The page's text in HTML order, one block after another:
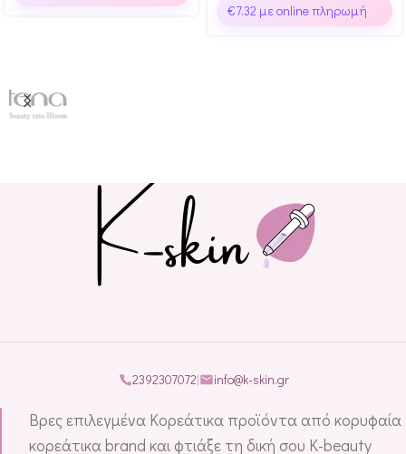
€7.32 με online πληρωμή
Βρες επιλεγμένα Κορεάτικα προϊόντα από κορυφαία